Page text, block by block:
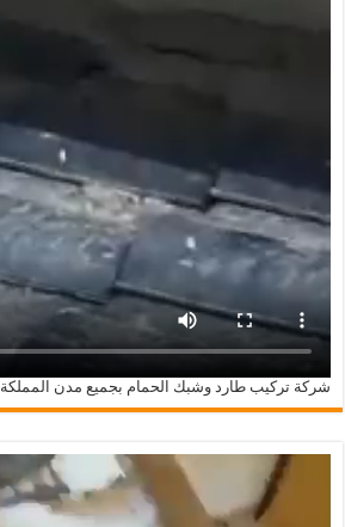
شركة تركيب طارد وشبك الحمام بجميع مدن المملكة